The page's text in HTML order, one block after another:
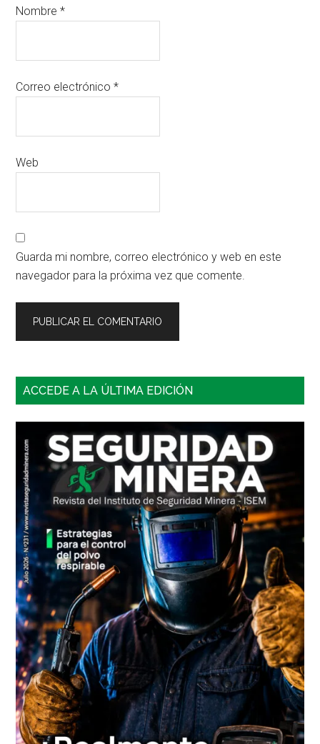
Nombre*
Correo electrónico*
Web
Guarda mi nombre, correo electrónico y web en este
navegador para la próxima vez que comente.
Barra
principal
ACCEDE A LA ÚLTIMA EDICIÓN